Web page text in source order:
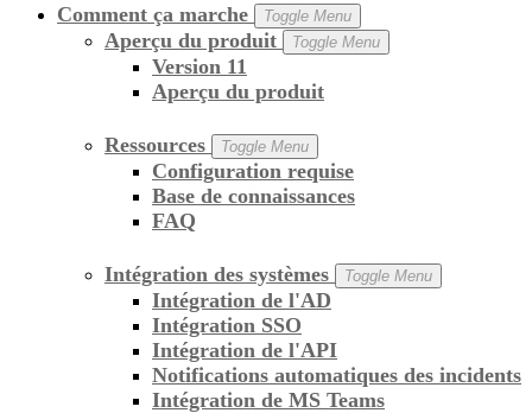
Comment ça marche Toggle Menu
Aperçu du produit Toggle Menu
Version 11
Aperçu du produit
Ressources Toggle Menu
Configuration requise
Base de connaissances
FAQ
Intégration des systèmes Toggle Menu
Intégration de l'AD
Intégration SSO
Intégration de l'API
Notifications automatiques des incidents
Intégration de MS Teams